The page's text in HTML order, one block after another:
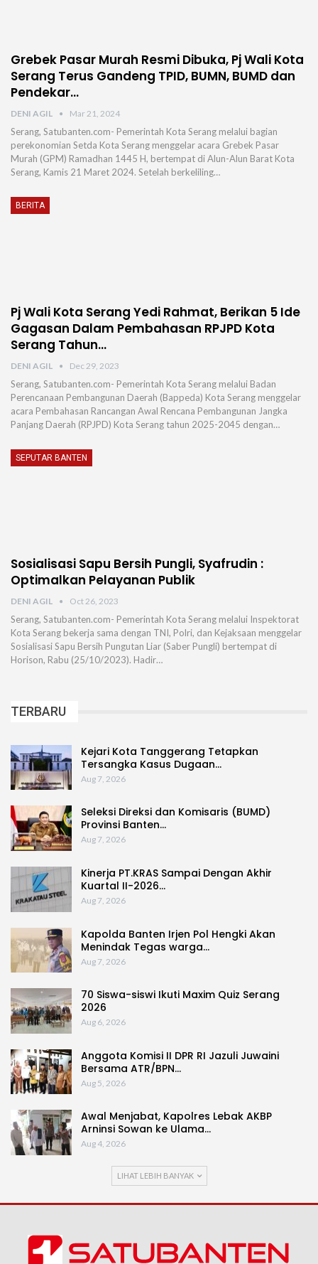
Grebek Pasar Murah Resmi Dibuka, Pj Wali Kota
Serang Terus Gandeng TPID, BUMN, BUMD dan
Pendekar…
DENI AGIL Mar 21, 2024
Serang, Satubanten.com- Pemerintah Kota Serang melalui bagian
perekonomian Setda Kota Serang menggelar acara Grebek Pasar
Murah (GPM) Ramadhan 1445 H, bertempat di Alun-Alun Barat Kota
Serang, Kamis 21 Maret 2024. Setelah berkeliling…
BERITA
Pj Wali Kota Serang Yedi Rahmat, Berikan 5 Ide
Gagasan Dalam Pembahasan RPJPD Kota
Serang Tahun…
DENI AGIL Dec 29, 2023
Serang, Satubanten.com- Pemerintah Kota Serang melalui Badan
Perencanaan Pembangunan Daerah (Bappeda) Kota Serang menggelar
acara Pembahasan Rancangan Awal Rencana Pembangunan Jangka
Panjang Daerah (RPJPD) Kota Serang tahun 2025-2045 dengan…
SEPUTAR BANTEN
Sosialisasi Sapu Bersih Pungli, Syafrudin :
Optimalkan Pelayanan Publik
DENI AGIL Oct 26, 2023
Serang, Satubanten.com- Pemerintah Kota Serang melalui Inspektorat
Kota Serang bekerja sama dengan TNI, Polri, dan Kejaksaan menggelar
Sosialisasi Sapu Bersih Pungutan Liar (Saber Pungli) bertempat di
Horison, Rabu (25/10/2023). Hadir…
TERBARU
Kejari Kota Tanggerang Tetapkan
Tersangka Kasus Dugaan…
Aug 7, 2026
Seleksi Direksi dan Komisaris (BUMD)
Provinsi Banten…
Aug 7, 2026
Kinerja PT.KRAS Sampai Dengan Akhir
Kuartal II-2026…
Aug 7, 2026
Kapolda Banten Irjen Pol Hengki Akan
Menindak Tegas warga…
Aug 7, 2026
70 Siswa-siswi Ikuti Maxim Quiz Serang
2026
Aug 6, 2026
Anggota Komisi II DPR RI Jazuli Juwaini
Bersama ATR/BPN…
Aug 5, 2026
Awal Menjabat, Kapolres Lebak AKBP
Arninsi Sowan ke Ulama…
Aug 4, 2026
LIHAT LEBIH BANYAK